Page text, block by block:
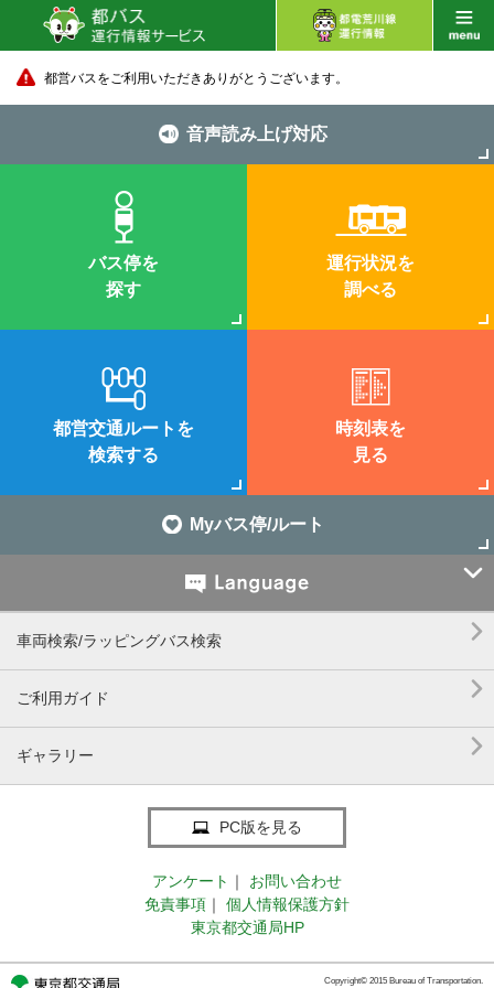
都営バスをご利用いただきありがとうございます。
音声読み上げ対応
バス停を
探す
運行状況を
調べる
都営交通ルートを
検索する
時刻表を
見る
Myバス停/ルート

車両検索/ラッピングバス検索 
ご利用ガイド 
ギャラリー 
PC版を見る
アンケート ｜
お問い合わせ
免責事項 ｜
個人情報保護方針
東京都交通局HP
Copyright© 2015 Bureau of Transportation.